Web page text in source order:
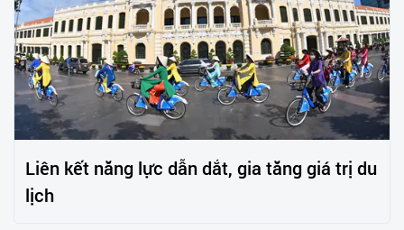
Liên kết năng lực dẫn dắt, gia tăng giá trị du
lịch